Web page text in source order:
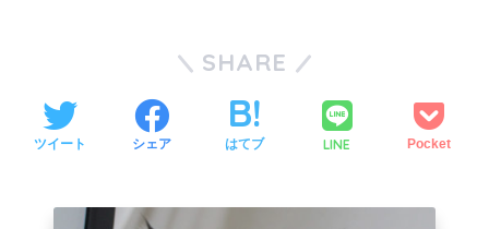
SHARE
ツイート シェア はてブ LINE Pocket